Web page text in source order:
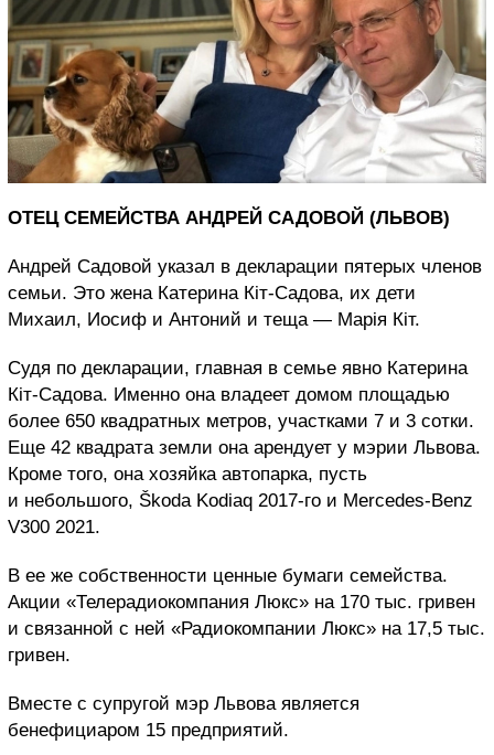
ОТЕЦ СЕМЕЙСТВА АНДРЕЙ САДОВОЙ (ЛЬВОВ)
Андрей Садовой указал в декларации пятерых членов
семьи. Это жена Катерина Кіт-Садова, их дети
Михаил, Иосиф и Антоний и теща — Марія Кіт.
Судя по декларации, главная в семье явно Катерина
Кіт-Садова. Именно она владеет домом площадью
более 650 квадратных метров, участками 7 и 3 сотки.
Еще 42 квадрата земли она арендует у мэрии Львова.
Кроме того, она хозяйка автопарка, пусть
и небольшого, Škoda Kodiaq 2017-го и Mercedes-Benz
V300 2021.
В ее же собственности ценные бумаги семейства.
Акции «Телерадиокомпания Люкс» на 170 тыс. гривен
и связанной с ней «Радиокомпании Люкс» на 17,5 тыс.
гривен.
Вместе с супругой мэр Львова является
бенефициаром 15 предприятий.